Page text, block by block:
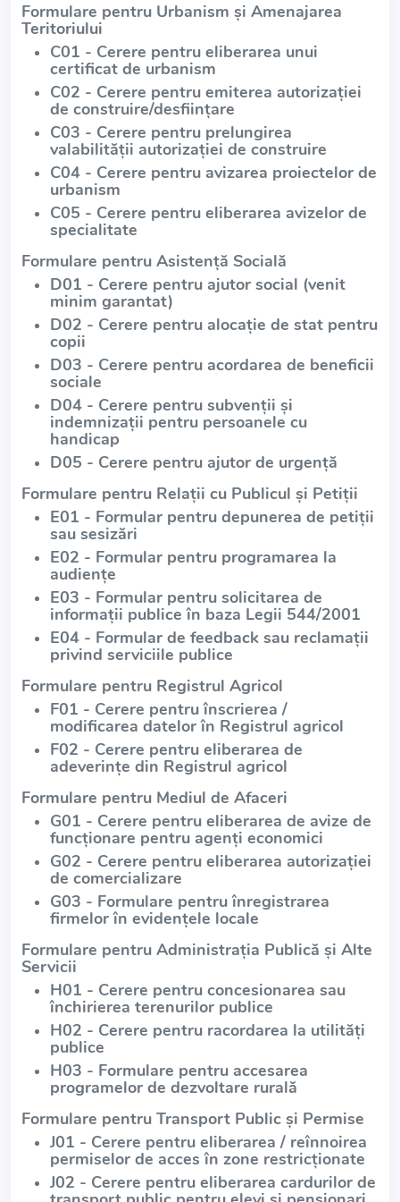
Formulare pentru Urbanism și Amenajarea
Teritoriului
C01 - Cerere pentru eliberarea unui
certificat de urbanism
C02 - Cerere pentru emiterea autorizației
de construire/desființare
C03 - Cerere pentru prelungirea
valabilității autorizației de construire
C04 - Cerere pentru avizarea proiectelor de
urbanism
C05 - Cerere pentru eliberarea avizelor de
specialitate
Formulare pentru Asistență Socială
D01 - Cerere pentru ajutor social (venit
minim garantat)
D02 - Cerere pentru alocație de stat pentru
copii
D03 - Cerere pentru acordarea de beneficii
sociale
D04 - Cerere pentru subvenții și
indemnizații pentru persoanele cu
handicap
D05 - Cerere pentru ajutor de urgență
Formulare pentru Relații cu Publicul și Petiții
E01 - Formular pentru depunerea de petiții
sau sesizări
E02 - Formular pentru programarea la
audiențe
E03 - Formular pentru solicitarea de
informații publice în baza Legii 544/2001
E04 - Formular de feedback sau reclamații
privind serviciile publice
Formulare pentru Registrul Agricol
F01 - Cerere pentru înscrierea /
modificarea datelor în Registrul agricol
F02 - Cerere pentru eliberarea de
adeverințe din Registrul agricol
Formulare pentru Mediul de Afaceri
G01 - Cerere pentru eliberarea de avize de
funcționare pentru agenți economici
G02 - Cerere pentru eliberarea autorizației
de comercializare
G03 - Formulare pentru înregistrarea
firmelor în evidențele locale
Formulare pentru Administrația Publică și Alte
Servicii
H01 - Cerere pentru concesionarea sau
închirierea terenurilor publice
H02 - Cerere pentru racordarea la utilități
publice
H03 - Formulare pentru accesarea
programelor de dezvoltare rurală
Formulare pentru Transport Public și Permise
J01 - Cerere pentru eliberarea / reînnoirea
permiselor de acces în zone restricționate
J02 - Cerere pentru eliberarea cardurilor de